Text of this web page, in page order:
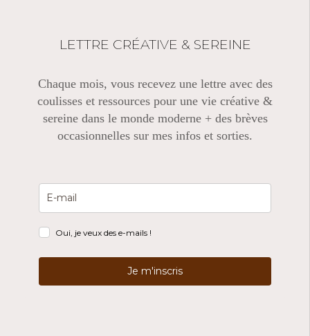
LETTRE CRÉATIVE & SEREINE
Chaque mois, vous recevez une lettre avec des
coulisses et ressources pour une vie créative &
sereine dans le monde moderne + des brèves
occasionnelles sur mes infos et sorties.
Oui, je veux des e-mails !
Je m'inscris